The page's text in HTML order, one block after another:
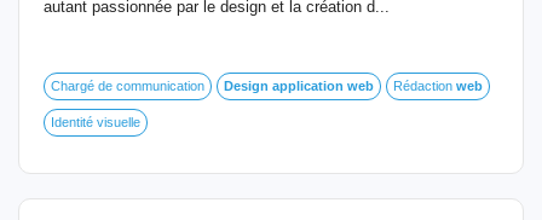
autant passionnée par le design et la création d...
Chargé de communication Design application web Rédaction web
Identité visuelle